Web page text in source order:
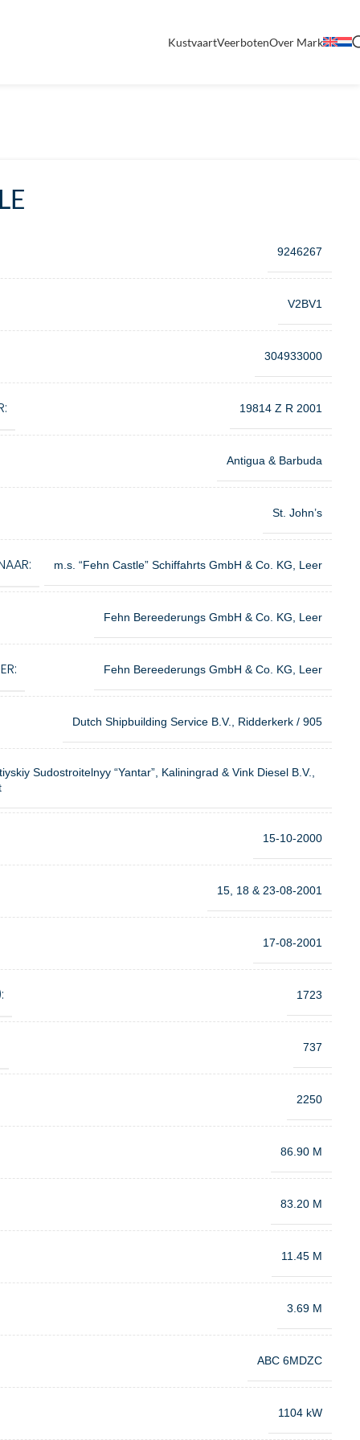
KustvaartVeerbotenOver Mark
9246267
V2BV1
304933000
19814 Z R 2001
Antigua & Barbuda
St. John’s
m.s. “Fehn Castle” Schiffahrts GmbH & Co. KG, Leer
Fehn Bereederungs GmbH & Co. KG, Leer
Fehn Bereederungs GmbH & Co. KG, Leer
Dutch Shipbuilding Service B.V., Ridderkerk / 905
Sudostroitelnyy “Yantar”, Kaliningrad & Vink Diesel B.V.,
15-10-2000
15, 18 & 23-08-2001
17-08-2001
1723
737
2250
86.90 M
83.20 M
11.45 M
3.69 M
ABC 6MDZC
1104 kW